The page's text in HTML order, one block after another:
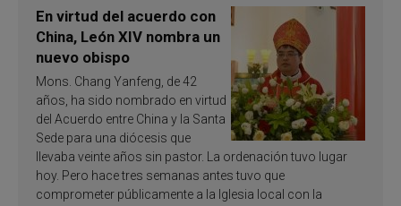
En virtud del acuerdo con
China, León XIV nombra un
nuevo obispo
Mons. Chang Yanfeng, de 42
años, ha sido nombrado en virtud
del Acuerdo entre China y la Santa
Sede para una diócesis que
llevaba veinte años sin pastor. La ordenación tuvo lugar
hoy. Pero hace tres semanas antes tuvo que
comprometer públicamente a la Iglesia local con la